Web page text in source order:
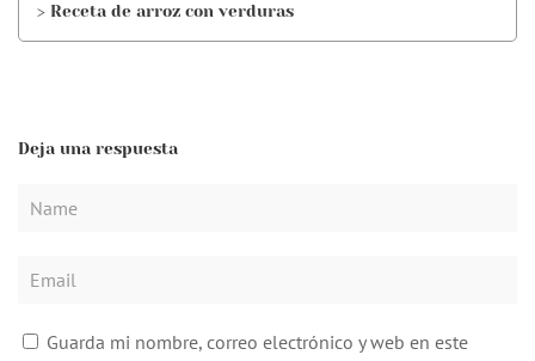
> Receta de arroz con verduras
Deja una respuesta
Guarda mi nombre, correo electrónico y web en este